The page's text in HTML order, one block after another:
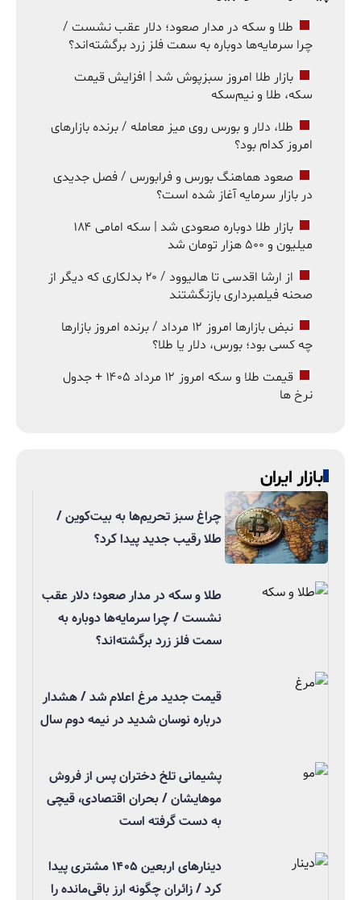
طلا و سکه در مدار صعود؛ دلار عقب نشست /
چرا سرمایه‌ها دوباره به سمت فلز زرد برگشته‌اند؟
بازار طلا امروز سبزپوش شد | افزایش قیمت
سکه، طلا و نیم‌سکه
طلا، دلار و بورس روی میز معامله / برنده بازارهای
امروز کدام بود؟
صعود هماهنگ بورس و فرابورس / فصل جدیدی
در بازار سرمایه آغاز شده است؟
بازار طلا دوباره صعودی شد | سکه امامی ۱۸۴
میلیون و ۵۰۰ هزار تومان شد
از ارشا اقدسی تا هالیوود / ۲۰ بدلکاری که دیگر از
صحنه فیلمبرداری بازنگشتند
نبض بازارها امروز ۱۲ مرداد / برنده امروز بازارها
چه کسی بود؛ بورس، دلار یا طلا؟
قیمت طلا و سکه امروز ۱۲ مرداد ۱۴۰۵ + جدول
نرخ ها
بازار ایران
چراغ سبز تحریم‌ها به بیت‌کوین /
طلا رقیب جدید پیدا کرد؟
طلا و سکه در مدار صعود؛ دلار عقب
نشست / چرا سرمایه‌ها دوباره به
سمت فلز زرد برگشته‌اند؟
قیمت جدید مرغ اعلام شد / هشدار
درباره نوسان شدید در نیمه دوم سال
پشیمانی تلخ دختران پس از فروش
موهایشان / بحران اقتصادی، قیچی
به دست گرفته است
دینارهای اربعین ۱۴۰۵ مشتری پیدا
کرد / زائران چگونه ارز باقی‌مانده را